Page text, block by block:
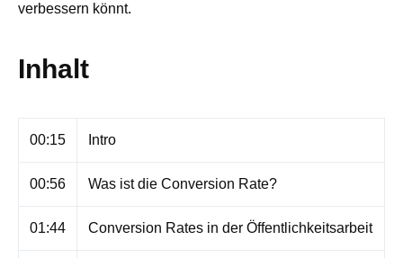
verbessern könnt.
Inhalt
00:15 Intro
00:56 Was ist die Conversion Rate?
01:44 Conversion Rates in der Öffentlichkeitsarbeit